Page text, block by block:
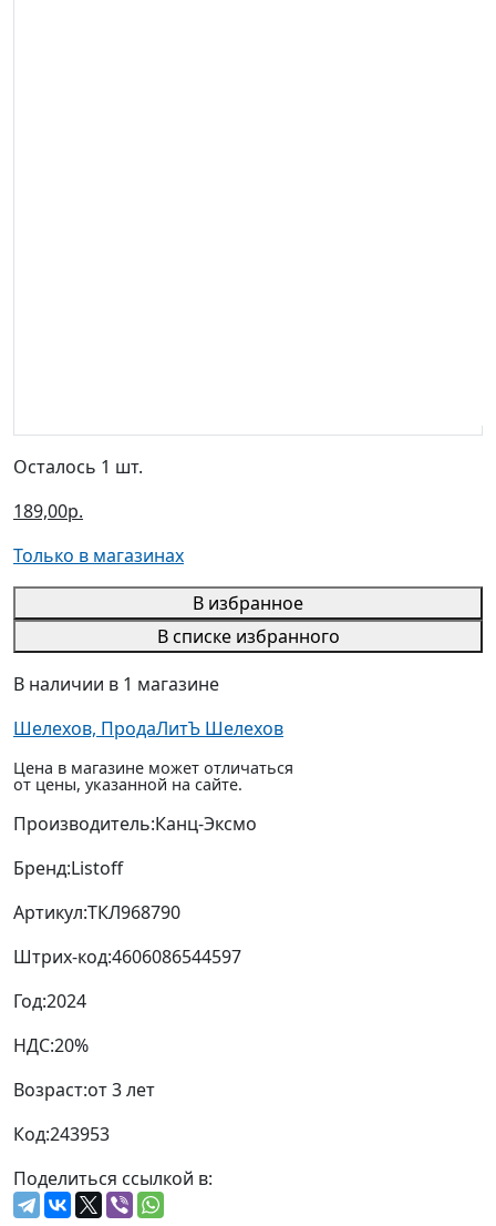
Осталось 1 шт.
189,00р.
Только в магазинах
В избранное
В списке избранного
В наличии в 1 магазине
Шелехов, ПродаЛитЪ Шелехов
Цена в магазине может отличаться
от цены, указанной на сайте.
Производитель:Канц-Эксмо
Бренд:Listoff
Артикул:ТКЛ968790
Штрих-код:4606086544597
Год:2024
НДС:20%
Возраст:от 3 лет
Код:243953
Поделиться ссылкой в: